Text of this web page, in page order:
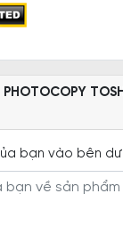
bạn vào bên